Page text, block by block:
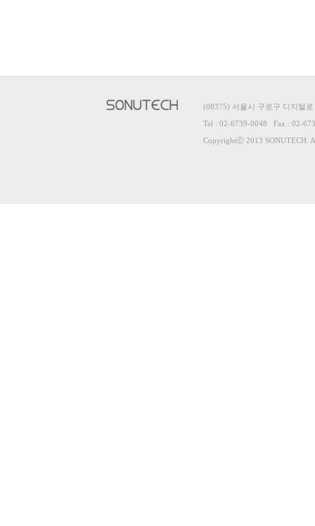
(08375) 서울시 구로구 디지털
Tel : 02-6739-0048 Fax : 02-
Copyrightⓒ 2013 SONUTECH.